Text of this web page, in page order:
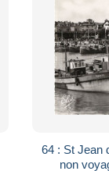
64 : St Jean de Luz